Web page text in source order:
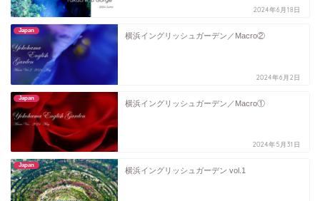
2024年6月18日
Japan
横浜イングリッシュガーデン／Macro②
2024年6月2日
Japan
横浜イングリッシュガーデン／Macro①
2024年5月31日
Japan
横浜イングリッシュガーデン vol.1